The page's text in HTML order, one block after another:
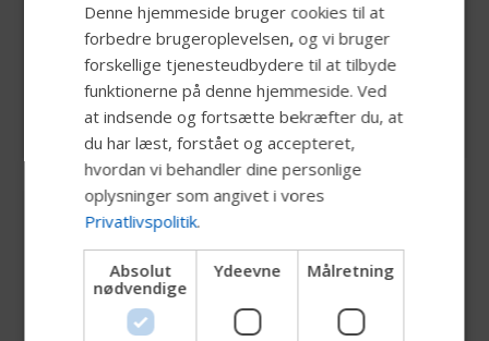
gerne vores Tender Manager
birgitte.hoeg@permobil.com
44 68 14 06
Commercial Marketing Manager
SWEDISH
FRENCH
DUTCH
GERMAN
DANISH
NORWEGIAN
CHINESE (SIMPLIFIED)
ITALIAN
Denne hjemmeside bruger cookies til at
forbedre brugeroplevelsen, og vi bruger
forskellige tjenesteudbydere til at tilbyde
funktionerne på denne hjemmeside. Ved
at indsende og fortsætte bekræfter du, at
du har læst, forstået og accepteret,
hvordan vi behandler dine personlige
oplysninger som angivet i vores
Privatlivspolitik.
Absolut
nødvendige
Ydeevne Målretning